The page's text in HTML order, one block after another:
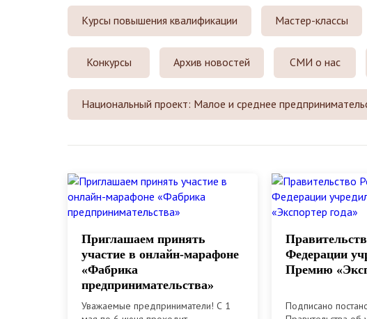
Курсы повышения квалификации Мастер-классы
Конкурсы Архив новостей СМИ о нас
Национальный проект: Малое и среднее
Приглашаем принять
участие в онлайн-марафоне
«Фабрика
предпринимательства»
Уважаемые предприниматели! С 1
Федерации
Премию
Подписано